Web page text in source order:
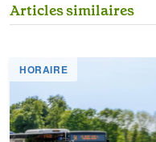
Articlessimilaires
HORAIRE